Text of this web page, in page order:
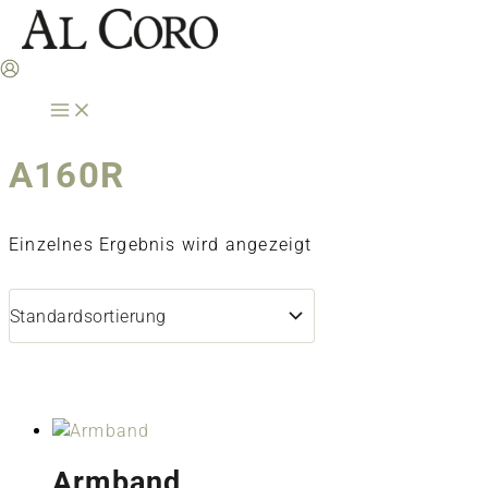
Zum
Inhalt
springen
A160R
Einzelnes Ergebnis wird angezeigt